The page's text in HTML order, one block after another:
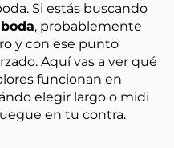
Si estás buscando
, probablemente
y con ese punto
Aquí vas a ver qué
funcionan en
elegir largo o midi
en tu contra.